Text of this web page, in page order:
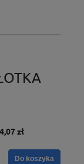
4,07 zł
Do koszyka